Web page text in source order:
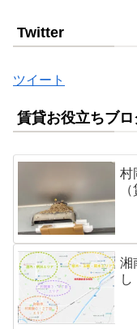
Twitter
ツイート
賃貸お役立ちブロ
村
湘
し